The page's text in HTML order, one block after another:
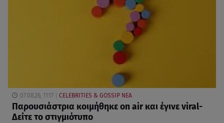
07.08.26, 11:17 CELEBRITIES & GOSSIP ΝΕΑ
Παρουσιάστρια κοιμήθηκε on air και έγινε viral-
Δείτε το στιγμιότυπο